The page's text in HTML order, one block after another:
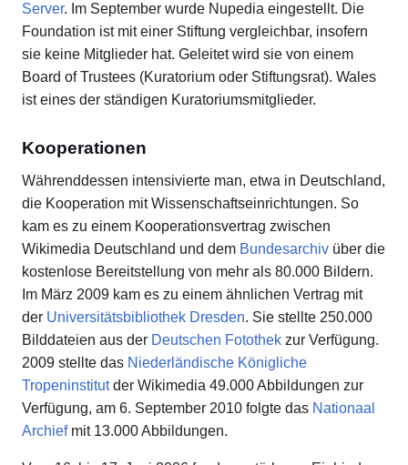
Server. Im September wurde Nupedia eingestellt. Die
Foundation ist mit einer Stiftung vergleichbar, insofern
sie keine Mitglieder hat. Geleitet wird sie von einem
Board of Trustees (Kuratorium oder Stiftungsrat). Wales
ist eines der ständigen Kuratoriumsmitglieder.
Kooperationen
Währenddessen intensivierte man, etwa in Deutschland,
die Kooperation mit Wissenschaftseinrichtungen. So
kam es zu einem Kooperationsvertrag zwischen
Wikimedia Deutschland und dem Bundesarchiv über die
kostenlose Bereitstellung von mehr als 80.000 Bildern.
Im März 2009 kam es zu einem ähnlichen Vertrag mit
der Universitätsbibliothek Dresden. Sie stellte 250.000
Bilddateien aus der Deutschen Fotothek zur Verfügung.
2009 stellte das Niederländische Königliche
Tropeninstitutder Wikimedia 49.000 Abbildungen zur
Verfügung, am 6. September 2010 folgte das Nationaal
Archiefmit 13.000 Abbildungen.